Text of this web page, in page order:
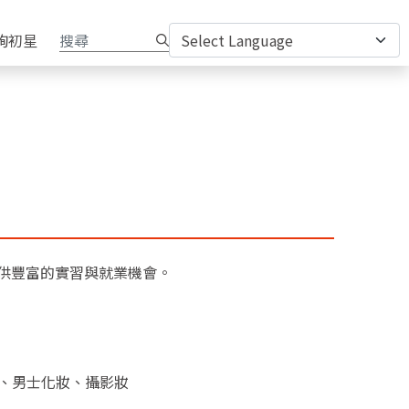
初星
豐富的實習與就業機會。
男士化妝、攝影妝